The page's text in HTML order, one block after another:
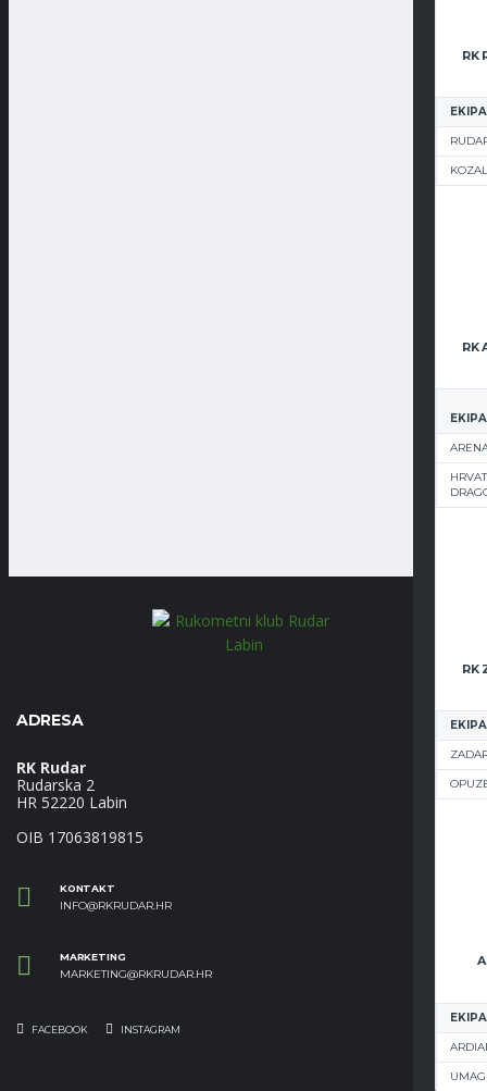
EKIPA
EKIPA
EKIPA
EKIPA
UMAG
ADRESA
RK Rudar
Rudarska 2
HR 52220 Labin
OIB 17063819815
KONTAKT
INFO@RKRUDAR.HR
MARKETING
MARKETING@RKRUDAR.HR
FACEBOOK INSTAGRAM